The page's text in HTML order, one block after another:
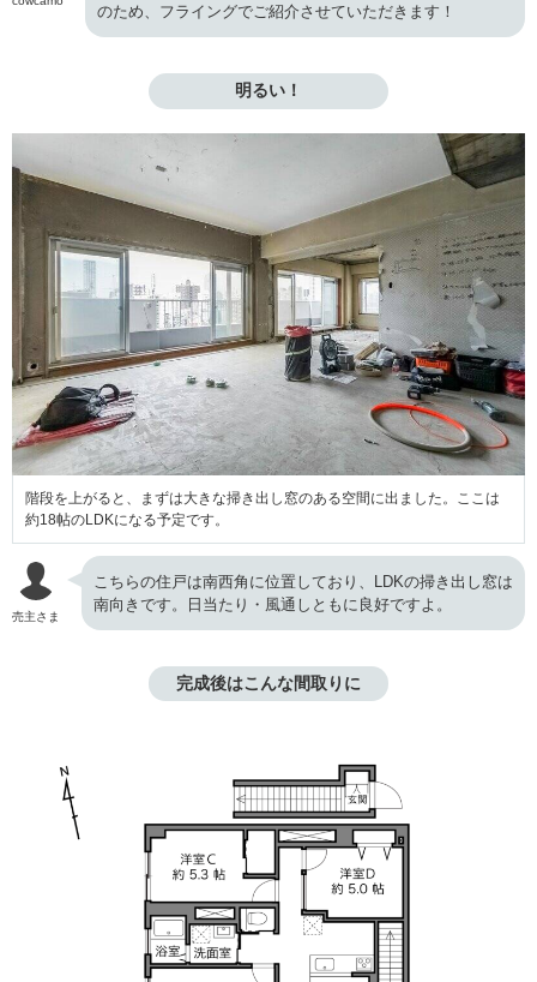
のため、フライングでご紹介させていただきます！
明るい！
階段を上がると、まずは大きな掃き出し窓のある空間に出ました。ここは
約18帖のLDKになる予定です。
売主さま
こちらの住戸は南西角に位置しており、LDKの掃き出し窓は
南向きです。日当たり・風通しともに良好ですよ。
完成後はこんな間取りに